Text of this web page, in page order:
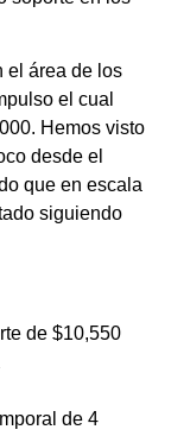
el área de los
el cual
Hemos visto
desde el
que en escala
siguiendo
de $10,550
de 4